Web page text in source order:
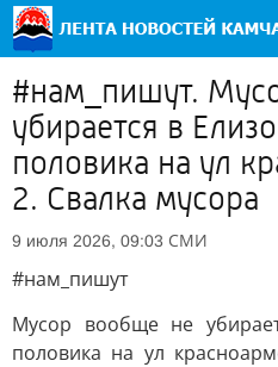
#нам_пишут.
убирается в
половика на ул
2. Свалка мусора
9 июля 2026, 09:03 СМИ
#нам_пишут
Мусор вообще не
половика на ул